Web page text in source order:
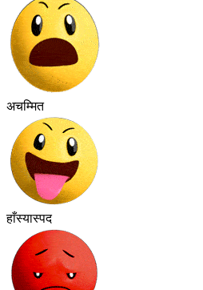
अचम्मित
हाँस्यास्पद